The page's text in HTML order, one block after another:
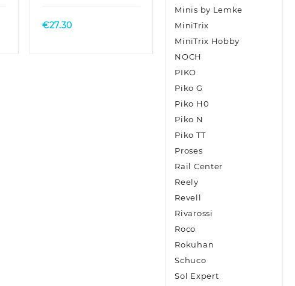
€27.30
Minis by Lemke
MiniTrix
MiniTrix Hobby
NOCH
PIKO
Piko G
Piko H0
Piko N
Piko TT
Proses
Rail Center
Reely
Revell
Rivarossi
Roco
Rokuhan
Schuco
Sol Expert